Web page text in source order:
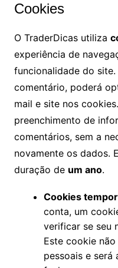
Cookies
O TraderDicas utiliza
experiência de
funcionalidade do
comentário, poderá
mail e site nos
preenchimento de
comentários, sem a
novamente os dados.
duração de um ano.
Cookies
conta, um
verificar se seu
Este cookie
pessoais e será